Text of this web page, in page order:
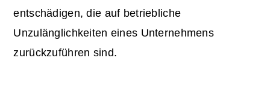
entschädigen, die auf betriebliche
Unzulänglichkeiten eines Unternehmens
zurückzuführen sind.